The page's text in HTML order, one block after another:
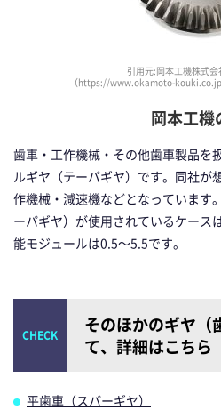
引用元:岡本工機株式
（https://www.okamoto-
岡本工機
歯車・工作機械・その他歯車製品を
ルギヤ（テーパギヤ）です。同社が
作機械・減速機などとなっています
ーパギヤ）が使用されているケース
能モジュールは0.5～5.5です。
そのほかのギヤ（
て、詳細はこちら
平歯車（スパーギヤ）